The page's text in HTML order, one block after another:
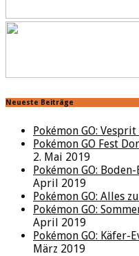
Neueste Beiträge
Pokémon GO:
Pokémon GO Fest
2. Mai 2019
Pokémon GO:
April 2019
Pokémon GO: Alles
Pokémon GO:
April 2019
Pokémon GO:
März 2019